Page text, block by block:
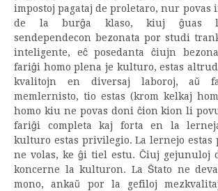
impostoj pagataj de proletaro, nur povas
de la burĝa klaso, kiuj ĝuas la
sendependecon bezonata por studi
inteligente, eĉ posedanta ĉiujn
fariĝi homo plena je kulturo, estas
kvalitojn en diversaj laboroj, aŭ
memlernisto, tio estas (krom kelkaj
homo kiu ne povas doni ĉion kion li
fariĝi completa kaj forta en la
kulturo estas privilegio. La lernejo estas
ne volas, ke ĝi tiel estu. Ĉiuj gejunuloj
koncerne la kulturon. La Ŝtato ne
mono, ankaŭ por la gefiloj